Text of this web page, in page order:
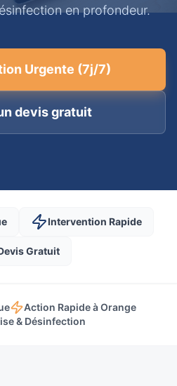
en profondeur.
Urgente (7j/7)
devis gratuit
Intervention Rapide
Gratuit
Action Rapide à Orange
& Désinfection